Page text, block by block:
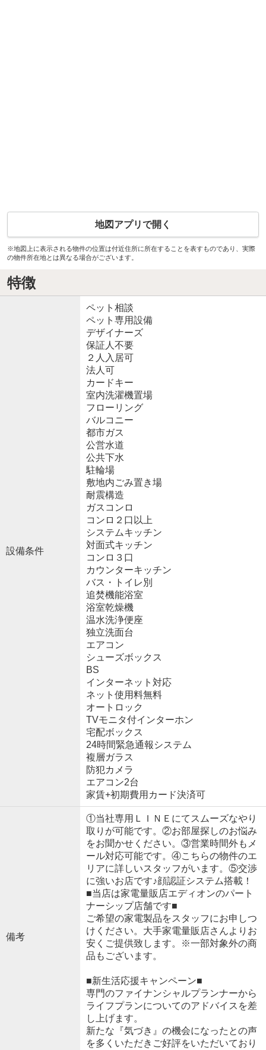
地図アプリで開く
※地図上に表示される物件の位置は付近住所に所在することを表すものであり、実際
の物件所在地とは異なる場合がございます。
特徴
設備条件
ペット相談
ペット専用設備
デザイナーズ
保証人不要
２人入居可
法人可
カードキー
室内洗濯機置場
フローリング
バルコニー
都市ガス
公営水道
公共下水
駐輪場
敷地内ごみ置き場
耐震構造
ガスコンロ
コンロ２口以上
システムキッチン
対面式キッチン
コンロ３口
カウンターキッチン
バス・トイレ別
追焚機能浴室
浴室乾燥機
温水洗浄便座
独立洗面台
エアコン
シューズボックス
BS
インターネット対応
ネット使用料無料
オートロック
TVモニタ付インターホン
宅配ボックス
24時間緊急通報システム
複層ガラス
防犯カメラ
エアコン2台
家賃+初期費用カード決済可
備考
①当社専用ＬＩＮＥにてスムーズなやり
取りが可能です。②お部屋探しのお悩み
をお聞かせください。③営業時間外もメ
ール対応可能です。④こちらの物件のエ
リアに詳しいスタッフがいます。⑤交渉
に強いお店です♪顔認証システム搭載！
■当店は家電量販店エディオンのパート
ナーシップ店舗です■
ご希望の家電製品をスタッフにお申しつ
けください。大手家電量販店さんよりお
安くご提供致します。※一部対象外の商
品もございます。
■新生活応援キャンペーン■
専門のファイナンシャルプランナーから
ライフプランについてのアドバイスを差
し上げます。
新たな『気づき』の機会になったとの声
を多くいただきご好評をいただいており